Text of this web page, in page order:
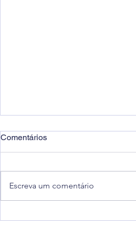
Comentários
Escreva um comentário